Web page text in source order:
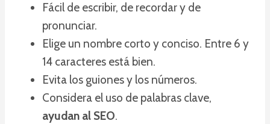
Fácil de escribir, de recordar y de
pronunciar.
Elige un nombre corto y conciso. Entre 6 y
14 caracteres está bien.
Evita los guiones y los números.
Considera el uso de palabras clave,
ayudan al SEO.